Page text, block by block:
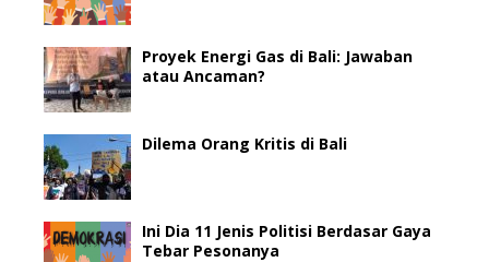
Proyek Energi Gas di Bali: Jawaban
atau Ancaman?
Dilema Orang Kritis di Bali
Ini Dia 11 Jenis Politisi Berdasar Gaya
Tebar Pesonanya